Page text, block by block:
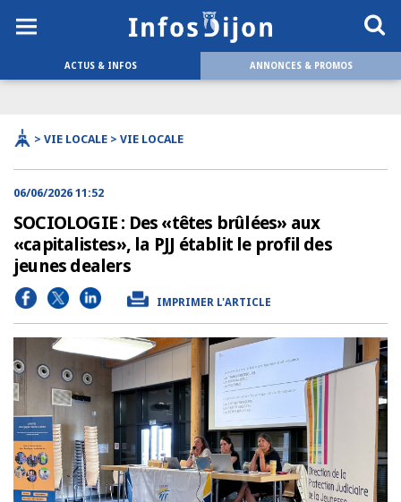
ACTUS & INFOS ANNONCES & PROMOS
> VIE LOCALE > VIE LOCALE
06/06/2026 11:52
SOCIOLOGIE : Des «têtes brûlées» aux
«capitalistes», la PJJ établit le profil des
jeunes dealers
IMPRIMER L'ARTICLE